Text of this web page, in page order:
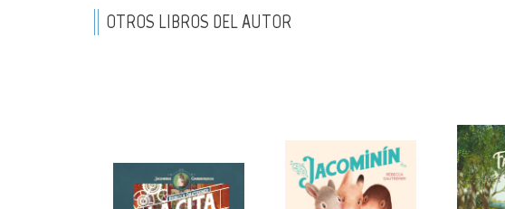
OTROS LIBROS DEL AUTOR